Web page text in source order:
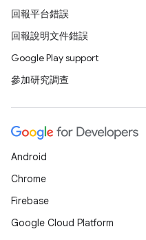
回報平台錯誤
回報說明文件錯誤
Google Play support
參加研究調查
Android
Chrome
Firebase
Google Cloud Platform